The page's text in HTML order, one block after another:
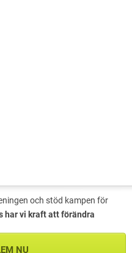
och stöd kampen för
har vi kraft att förändra
NU